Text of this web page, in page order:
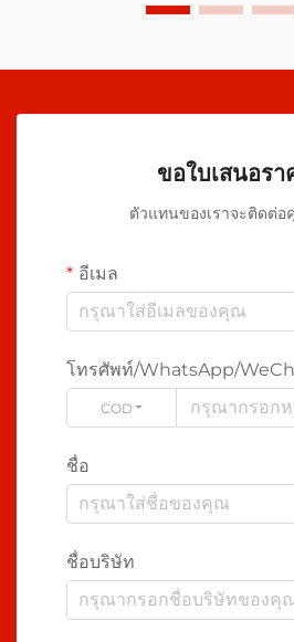
ขอใบเสนอรา
ตัวแทนของเราจะติดต่
อีเมล
โทรศัพท์/WhatsApp/
CODE
ชื่อ
ชื่อบริษัท